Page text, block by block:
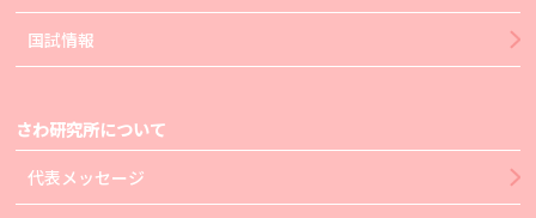
国試情報
さわ研究所について
代表メッセージ